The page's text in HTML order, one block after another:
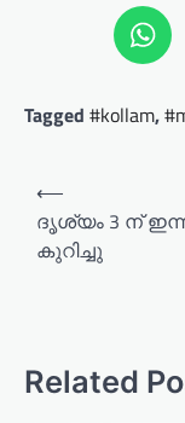
Tagged #kollam,
a
⟵
ദൃശ്യം 3 ന്
കുറിച്ചു
Related